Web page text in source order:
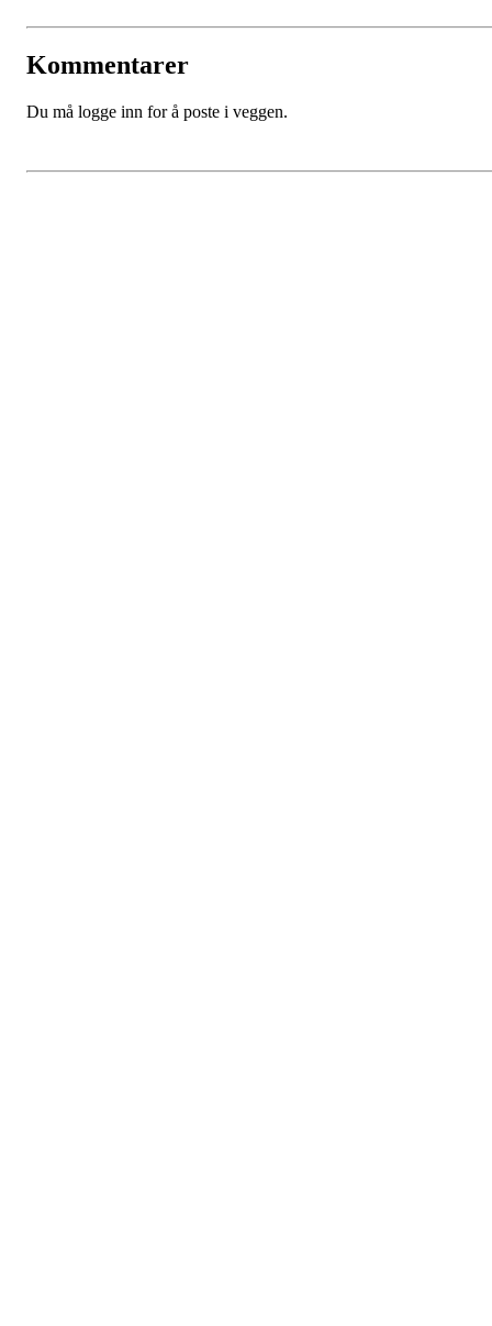
Kommentarer
Du må logge inn for å poste i veggen.